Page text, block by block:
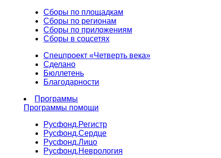
Сборы по площадкам
Сборы по регионам
Сборы по приложениям
Сборы в соцсетях
Спецпроект «Четверть века»
Сделано
Бюллетень
Благодарности
Программы
Программы помощи
Русфонд.Регистр
Русфонд.Сердце
Русфонд.Лицо
Русфонд.Неврология